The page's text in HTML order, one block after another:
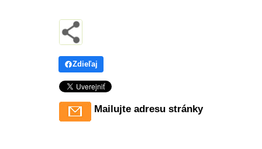
Zdieľaj
Mailujte adresu stránky